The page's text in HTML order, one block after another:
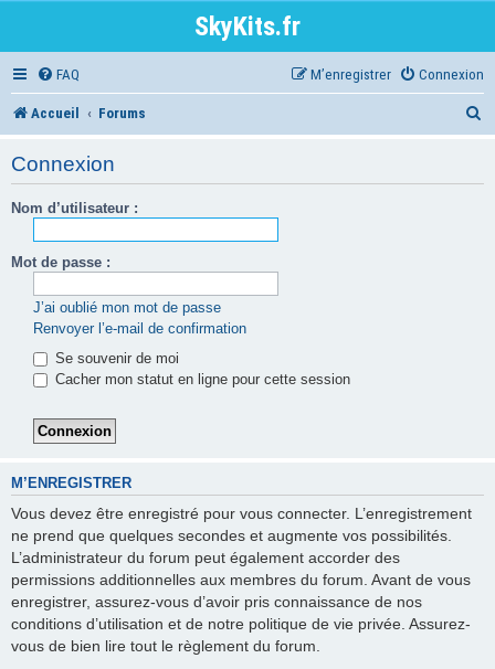
SkyKits.fr
FAQ Connexion
M’enregistrer
Accueil Forums
Connexion
Nom d’utilisateur :
Mot de passe :
J’ai oublié mon mot de passe
Renvoyer l’e-mail de confirmation
Se souvenir de moi
Cacher mon statut en ligne pour cette session
M’ENREGISTRER
Vous devez être enregistré pour vous connecter. L’enregistrement
ne prend que quelques secondes et augmente vos possibilités.
L’administrateur du forum peut également accorder des
permissions additionnelles aux membres du forum. Avant de vous
enregistrer, assurez-vous d’avoir pris connaissance de nos
conditions d’utilisation et de notre politique de vie privée. Assurez-
vous de bien lire tout le règlement du forum.